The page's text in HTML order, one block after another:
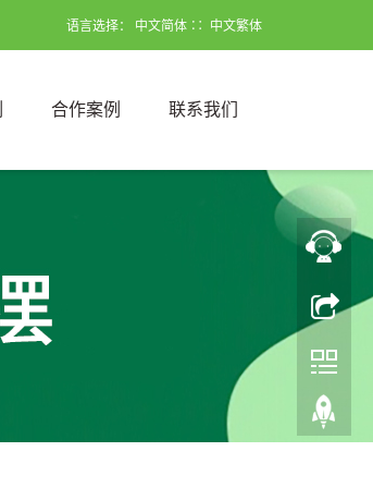
语言选择： 中文简体 ∷ 中文繁体
合作案例 联系我们